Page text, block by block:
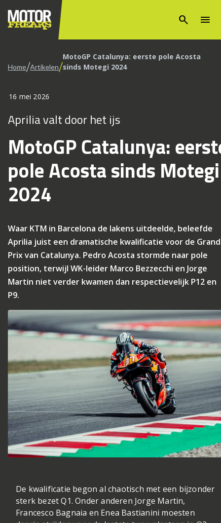
search menu
Home/Artikelen/MotoGP Catalunya: eerste pole Acosta
sinds Motegi 2024
16 mei 2026
Aprilia valt door het ijs
MotoGP Catalunya:
pole Acosta sinds Motegi
2024
Waar KTM in Barcelona de lakens uitdeelde, beleefde
Aprilia juist een dramatische kwalificatie voor de Grand
Prix van Catalunya. Pedro Acosta stormde naar pole
position, terwijl WK-leider Marco Bezzecchi en Jorge
Martin niet verder kwamen dan respectievelijk P12 en
P9.
De kwalificatie begon al chaotisch met een bijzonder
sterk bezet Q1. Onder anderen Jorge Martin,
Francesco Bagnaia en Enea Bastianini moesten